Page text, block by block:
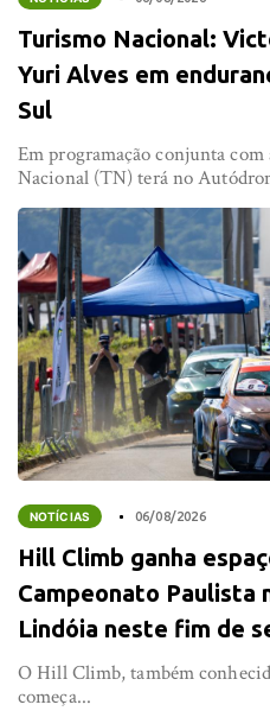
Turismo Nacional:
Yuri Alves em
Sul
Em programação conjunta
Nacional (TN) terá no
NOTÍCIAS 06/08/2026
Hill Climb ganha
Campeonato Paulista
Lindóia neste fim de
O Hill Climb, também
começa...